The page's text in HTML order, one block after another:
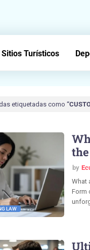
Sitios Turísticos
etiquetadas como
LAW
by
What
Form